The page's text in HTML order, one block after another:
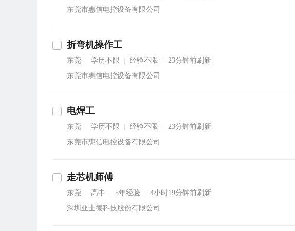
东莞市惠信电控设备有限公司
折弯机操作工
东莞 学历不限 经验不限
23分钟前刷新
东莞市惠信电控设备有限公司
电焊工
东莞 学历不限 经验不限
23分钟前刷新
东莞市惠信电控设备有限公司
走芯机师傅
东莞 高中 5年经验
4小时19分钟前刷新
深圳亚士德科技股份有限公司